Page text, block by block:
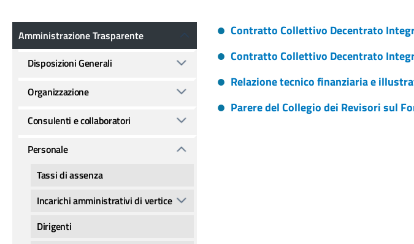
Contratto Collettivo Decentrato
Contratto Collettivo Decentrato
Relazione tecnico finanziaria e
Parere del Collegio dei Revisori sul
Amministrazione Trasparente
Amministrazione Trasparente
Disposizioni Generali
Organizzazione
Consulenti e collaboratori
Personale
Tassi di assenza
Incarichi amministrativi di vertice
Dirigenti